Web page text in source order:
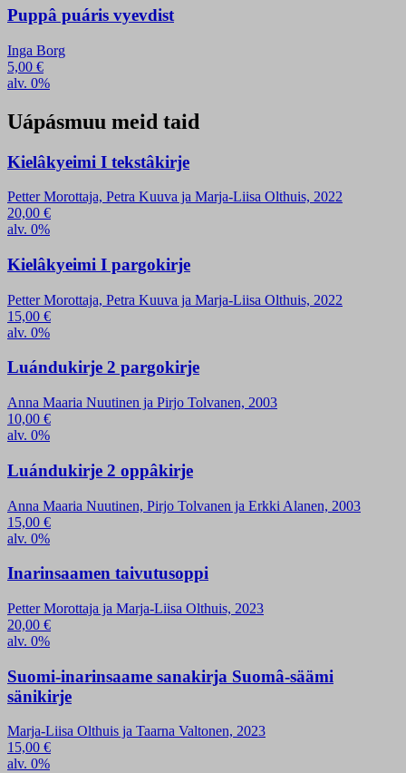
Puppâ puáris vyevdist
Inga Borg
5,00 €
alv. 0%
Uápásmuu meid taid
Kielâkyeimi I tekstâkirje
Petter Morottaja, Petra Kuuva ja Marja-Liisa Olthuis, 2022
20,00 €
alv. 0%
Kielâkyeimi I pargokirje
Petter Morottaja, Petra Kuuva ja Marja-Liisa Olthuis, 2022
15,00 €
alv. 0%
Luándukirje 2 pargokirje
Anna Maaria Nuutinen ja Pirjo Tolvanen, 2003
10,00 €
alv. 0%
Luándukirje 2 oppâkirje
Anna Maaria Nuutinen, Pirjo Tolvanen ja Erkki Alanen, 2003
15,00 €
alv. 0%
Inarinsaamen taivutusoppi
Petter Morottaja ja Marja-Liisa Olthuis, 2023
20,00 €
alv. 0%
Suomi-inarinsaame sanakirja Suomâ-säämi
sänikirje
Marja-Liisa Olthuis ja Taarna Valtonen, 2023
15,00 €
alv. 0%